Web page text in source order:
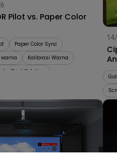
Pilot vs. Paper Color
Paper Color Sync
Kalibrasi Warna
to-Print Solution